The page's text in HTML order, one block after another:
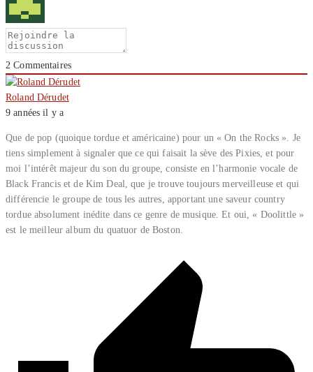
2 Commentaires
Roland Dérudet
9 années il y a
Que de pop (quoique tordue et américaine) pour un « On the Rocks ». Je
tiens simplement à signaler que ce qui faisait la sève des Pixies, et pour
moi l’intérêt majeur du son du groupe, consiste en l’harmonie vocale de
Black Francis et de Kim Deal, que je trouve toujours merveilleuse et qui
différencie le groupe de tous les autres, apportant une saveur country
tordue absolument inédite dans ce genre de musique. Et oui, « Doolittle »
est le meilleur album du quatuor de Boston.